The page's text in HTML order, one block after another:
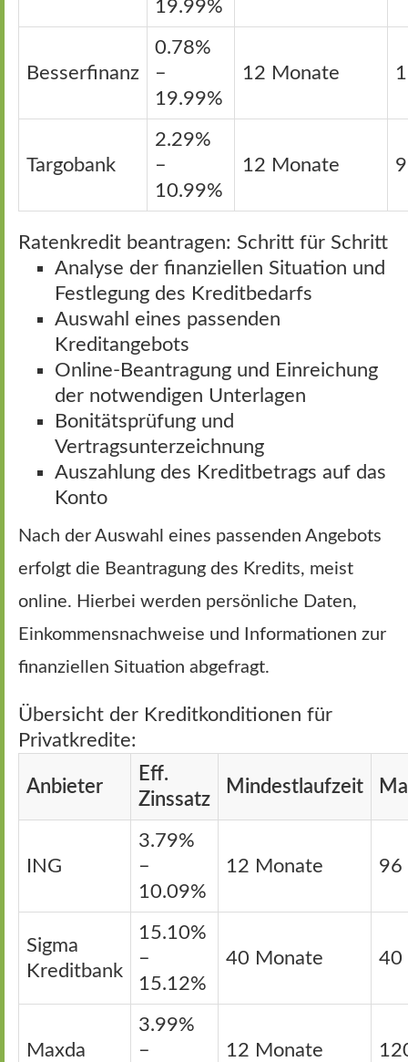
19.99%
Besserfinanz
0.78%
–
19.99%
12 Monate
Targobank
2.29%
–
10.99%
12 Monate
Ratenkredit beantragen: Schritt für Schritt
Analyse der finanziellen Situation und
Festlegung des Kreditbedarfs
Auswahl eines passenden
Kreditangebots
Online-Beantragung und Einreichung
der notwendigen Unterlagen
Bonitätsprüfung und
Vertragsunterzeichnung
Auszahlung des Kreditbetrags auf das
Konto
Nach der Auswahl eines passenden Angebots
erfolgt die Beantragung des Kredits, meist
online. Hierbei werden persönliche Daten,
Einkommensnachweise und Informationen zur
finanziellen Situation abgefragt.
Übersicht der Kreditkonditionen für
Privatkredite:
Anbieter
Eff.
Zinssatz
Mindestlaufzeit
ING
3.79%
–
10.09%
12 Monate 96
Sigma
Kreditbank
15.10%
–
15.12%
40 Monate 40
Maxda
3.99%
–
12 Monate